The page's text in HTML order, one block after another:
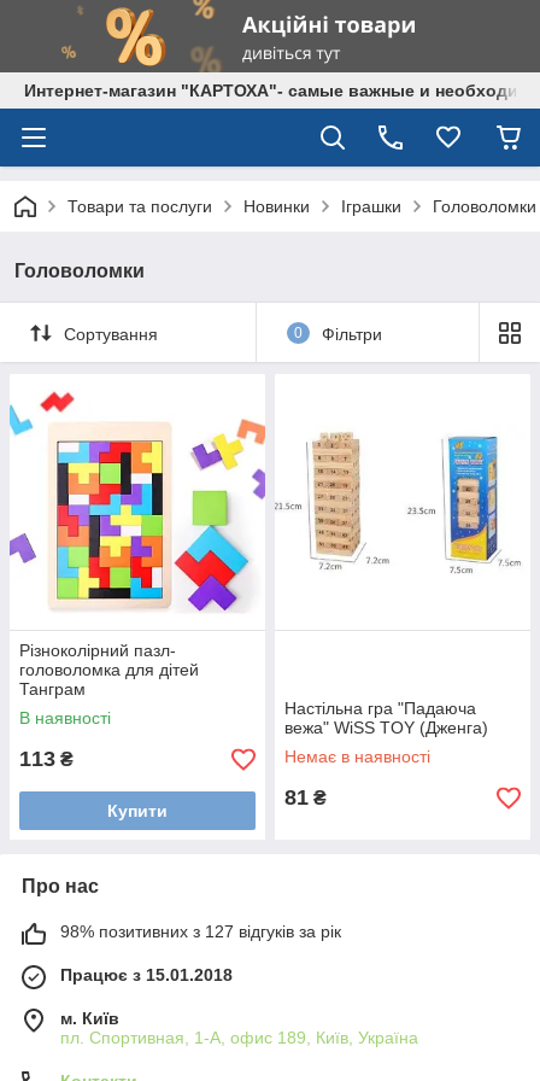
Интернет-магазин "КАРТОХА"- самые важные и
Товари та послуги Новинки Іграшки Головоломки
Головоломки
Сортування 0 Фільтри
Різноколірний пазл-
головоломка для дітей
Танграм
В наявності
113 ₴
Купити
Настільна гра "Падаюча
вежа" WiSS TOY (Дженга)
Немає в наявності
81 ₴
Про нас
98% позитивних з 127 відгуків за рік
Працює з 15.01.2018
м. Київ
пл. Спортивная, 1-А, офис 189, Київ, Україна